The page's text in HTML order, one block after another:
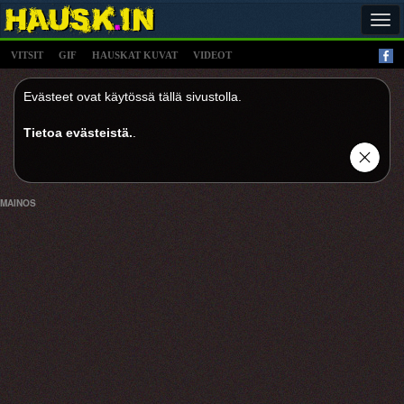
VITSIT GIF HAUSKAT KUVAT VIDEOT
Evästeet ovat käytössä tällä sivustolla.
Tietoa evästeistä.
MAINOS